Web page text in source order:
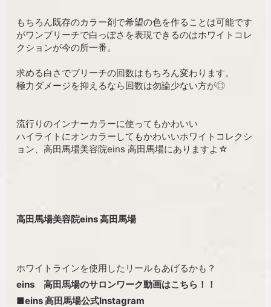
もちろん既存のカラー剤で希望の色を作ることは可能です
がワンブリーチで白っぽさを表現できるのはホワイトコレ
クションが今の所一番。
求める白さでブリーチの回数はもちろん変わります。
極力ダメージを抑えるなら回数は勿論少ない方が◎
流行りのインナーカラーに使ってもかわいい
ハイライトにオンカラーしてもかわいいホワイトコレクシ
ョン、高田馬場美容院eins 高田馬場にありますよ☆
高田馬場美容院eins 高田馬場
ホワイトラインを使用したリールもあげるかも？
eins 高田馬場のサロンワーク動画はこちら！！
■eins 高田馬場公式Instagram